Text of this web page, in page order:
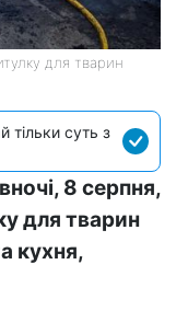
для тварин
тільки суть з
8 серпня,
для тварин
кухня,